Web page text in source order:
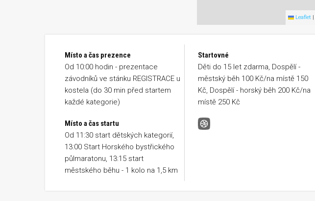
Leaflet |
Místo a čas prezence
Od 10:00 hodin - prezentace
závodníků ve stánku REGISTRACE u
kostela (do 30 min před startem
každé kategorie)
Místo a čas startu
Od 11:30 start dětských kategorií,
13:00 Start Horského bystřického
půlmaratonu, 13:15 start
městského běhu - 1 kolo na 1,5 km
Startovné
Děti do 15 let zdarma, Dospělí -
městský běh 100 Kč/na místě 150
Kč, Dospělí - horský běh 200 Kč/na
místě 250 Kč
Běh Bystřicí